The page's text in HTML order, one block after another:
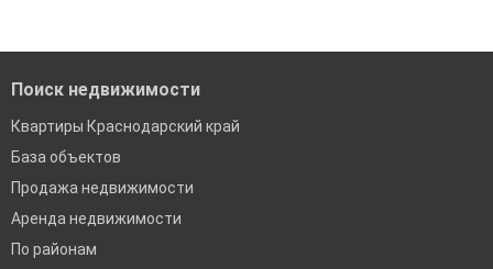
Поиск недвижимости
Квартиры Краснодарский край
База объектов
Продажа недвижимости
Аренда недвижимости
По районам